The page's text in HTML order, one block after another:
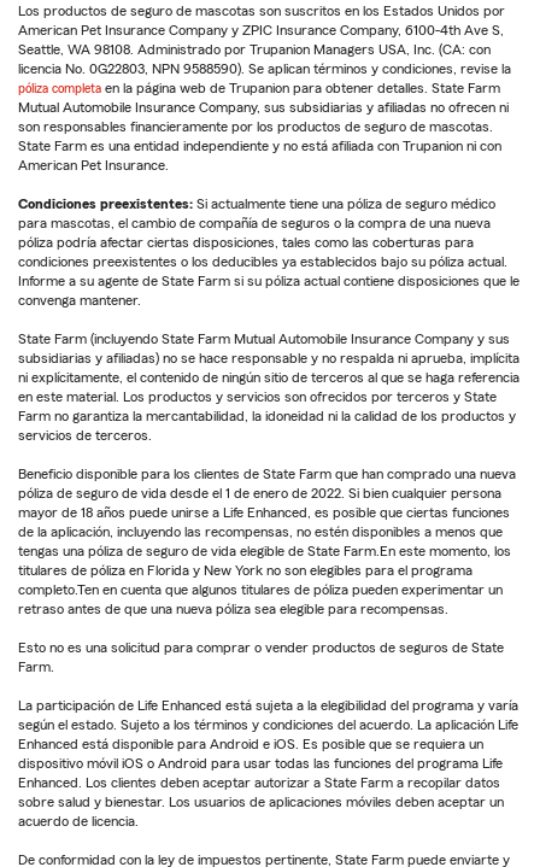
Los productos de seguro de mascotas son suscritos en los Estados Unidos por
American Pet Insurance Company y ZPIC Insurance Company, 6100-4th Ave S,
Seattle, WA 98108. Administrado por Trupanion Managers USA, Inc. (CA: con
licencia No. 0G22803, NPN 9588590). Se aplican términos y condiciones, revise la
póliza completa en la página web de Trupanion para obtener detalles. State Farm
Mutual Automobile Insurance Company, sus subsidiarias y afiliadas no ofrecen ni
son responsables financieramente por los productos de seguro de mascotas.
State Farm es una entidad independiente y no está afiliada con Trupanion ni con
American Pet Insurance.
Condiciones preexistentes: Si actualmente tiene una póliza de seguro médico
para mascotas, el cambio de compañía de seguros o la compra de una nueva
póliza podría afectar ciertas disposiciones, tales como las coberturas para
condiciones preexistentes o los deducibles ya establecidos bajo su póliza actual.
Informe a su agente de State Farm si su póliza actual contiene disposiciones que le
convenga mantener.
State Farm (incluyendo State Farm Mutual Automobile Insurance Company y sus
subsidiarias y afiliadas) no se hace responsable y no respalda ni aprueba, implícita
ni explícitamente, el contenido de ningún sitio de terceros al que se haga referencia
en este material. Los productos y servicios son ofrecidos por terceros y State
Farm no garantiza la mercantabilidad, la idoneidad ni la calidad de los productos y
servicios de terceros.
Beneficio disponible para los clientes de State Farm que han comprado una nueva
póliza de seguro de vida desde el 1 de enero de 2022. Si bien cualquier persona
mayor de 18 años puede unirse a Life Enhanced, es posible que ciertas funciones
de la aplicación, incluyendo las recompensas, no estén disponibles a menos que
tengas una póliza de seguro de vida elegible de State Farm.En este momento, los
titulares de póliza en Florida y New York no son elegibles para el programa
completo.Ten en cuenta que algunos titulares de póliza pueden experimentar un
retraso antes de que una nueva póliza sea elegible para recompensas.
Esto no es una solicitud para comprar o vender productos de seguros de State
Farm.
La participación de Life Enhanced está sujeta a la elegibilidad del programa y varía
según el estado. Sujeto a los términos y condiciones del acuerdo. La aplicación Life
Enhanced está disponible para Android e iOS. Es posible que se requiera un
dispositivo móvil iOS o Android para usar todas las funciones del programa Life
Enhanced. Los clientes deben aceptar autorizar a State Farm a recopilar datos
sobre salud y bienestar. Los usuarios de aplicaciones móviles deben aceptar un
acuerdo de licencia.
De conformidad con la ley de impuestos pertinente, State Farm puede enviarte y